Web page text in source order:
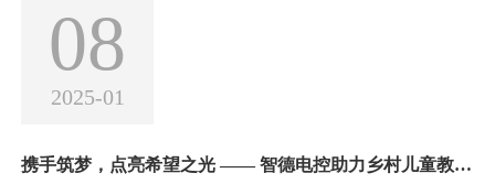
08
2025-01
携手筑梦，点亮希望之光 —— 智德电控助力乡村儿童教育活动纪实